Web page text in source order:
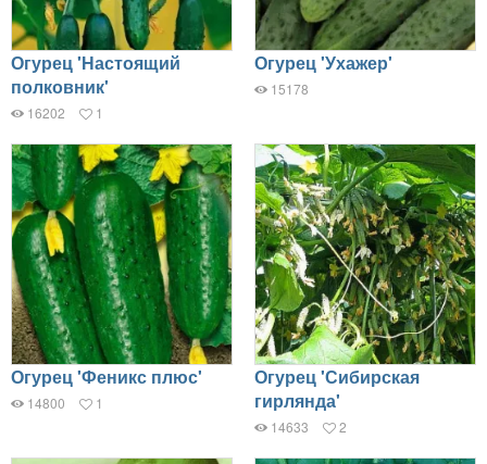
Огурец 'Настоящий
полковник'
16202 1
Огурец 'Ухажер'
15178
Огурец 'Феникс плюс'
14800 1
Огурец 'Сибирская
гирлянда'
14633 2